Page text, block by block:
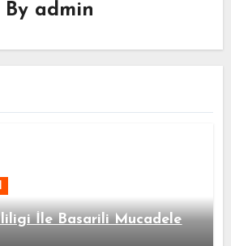
By admin
İle Basarili Mucadele